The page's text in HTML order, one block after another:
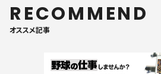
RECOMMEND
オススメ記事